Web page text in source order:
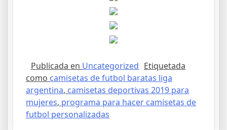
Publicada en Uncategorized Etiquetada
como camisetas de futbol baratas liga
argentina, camisetas deportivas 2019 para
mujeres, programa para hacer camisetas de
futbol personalizadas